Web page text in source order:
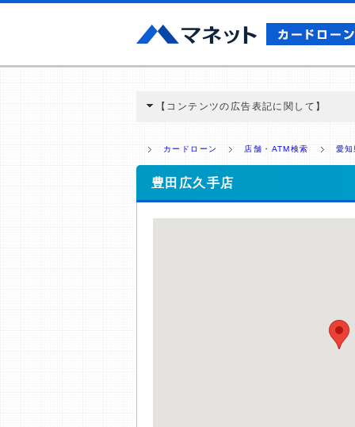
【コンテンツの広告表記に関して】
ミ収集などに基づき、公平性を担保した情
>提携企業一覧
カードローン 店舗・ATM検索 愛
豊田広久手店